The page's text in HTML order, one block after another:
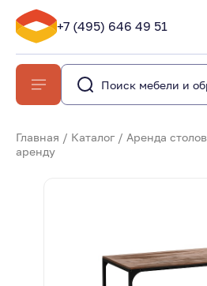
+7 (495) 646 49 51
Главная / Каталог / Аренда столов
аренду